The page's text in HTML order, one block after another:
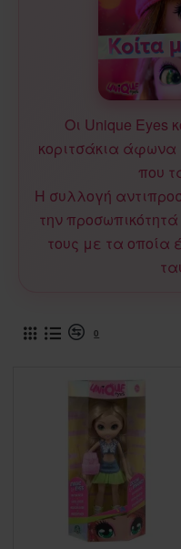
Οι Unique Eyes
κοριτσάκια άφωνα
που
Η συλλογή
την
τους με τα οποία
0